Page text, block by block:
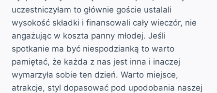
uczestniczyłam to głównie goście ustalali
wysokość składki i finansowali cały wieczór, nie
angażując w koszta panny młodej. Jeśli
spotkanie ma być niespodzianką to warto
pamiętać, że każda z nas jest inna i inaczej
wymarzyła sobie ten dzień. Warto miejsce,
atrakcje, styl dopasować pod upodobania naszej